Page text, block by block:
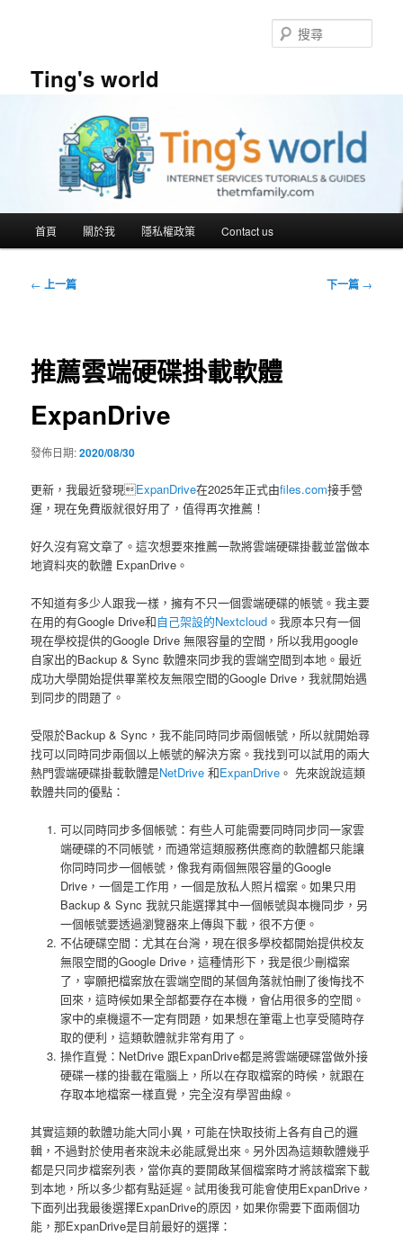
Ting's world
尋
首頁 關於我 隱私權政策 Contact us
文← 上一篇 下一篇 →
推薦雲端硬碟掛載軟體
ExpanDrive
發佈日期:2020/08/30
更新，我最近發現ExpanDrive在2025年正式由files.com接手營
運，現在免費版就很好用了，值得再次推薦！
好久沒有寫文章了。這次想要來推薦一款將雲端硬碟掛載並當做本
地資料夾的軟體 ExpanDrive。
不知道有多少人跟我一樣，擁有不只一個雲端硬碟的帳號。我主要
在用的有Google Drive和自己架設的Nextcloud 。我原本只有一個
現在學校提供的Google Drive 無限容量的空間，所以我用google
自家出的Backup & Sync 軟體來同步我的雲端空間到本地。最近
成功大學開始提供畢業校友無限空間的Google Drive，我就開始遇
到同步的問題了。
受限於Backup & Sync，我不能同時同步兩個帳號，所以就開始尋
找可以同時同步兩個以上帳號的解決方案。我找到可以試用的兩大
熱門雲端硬碟掛載軟體是NetDrive 和ExpanDrive 。 先來說說這類
軟體共同的優點：
可以同時同步多個帳號：有些人可能需要同時同步同一家雲
端硬碟的不同帳號，而通常這類服務供應商的軟體都只能讓
你同時同步一個帳號，像我有兩個無限容量的Google
Drive，一個是工作用，一個是放私人照片檔案。如果只用
Backup & Sync 我就只能選擇其中一個帳號與本機同步，另
一個帳號要透過瀏覽器來上傳與下載，很不方便。
不佔硬碟空間：尤其在台灣，現在很多學校都開始提供校友
無限空間的Google Drive，這種情形下，我是很少刪檔案
了，寧願把檔案放在雲端空間的某個角落就怕刪了後悔找不
回來，這時候如果全部都要存在本機，會佔用很多的空間。
家中的桌機還不一定有問題，如果想在筆電上也享受隨時存
取的便利，這類軟體就非常有用了。
操作直覺：NetDrive 跟ExpanDrive都是將雲端硬碟當做外接
硬碟一樣的掛載在電腦上，所以在存取檔案的時候，就跟在
存取本地檔案一樣直覺，完全沒有學習曲線。
其實這類的軟體功能大同小異，可能在快取技術上各有自己的邏
輯，不過對於使用者來說未必能感覺出來。另外因為這類軟體幾乎
都是只同步檔案列表，當你真的要開啟某個檔案時才將該檔案下載
到本地，所以多少都有點延遲。試用後我可能會使用ExpanDrive，
下面列出我最後選擇ExpanDrive的原因，如果你需要下面兩個功
能，那ExpanDrive是目前最好的選擇：